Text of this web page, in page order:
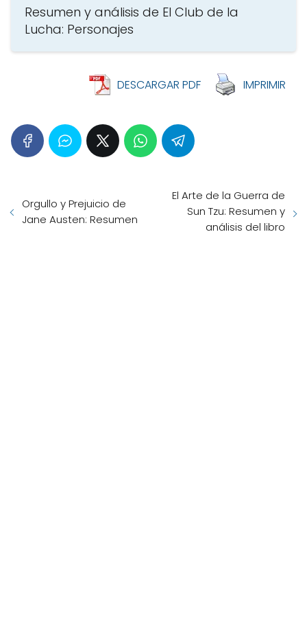
Resumen y análisis de El Club de la
Lucha: Personajes
DESCARGAR PDF IMPRIMIR
Orgullo y Prejuicio de
Jane Austen: Resumen
El Arte de la Guerra de
Sun Tzu: Resumen y
análisis del libro